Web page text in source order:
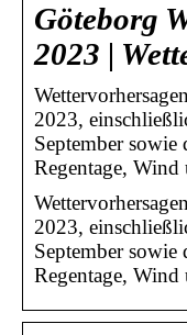
Göteborg
2023 |
2023,
September
Regentage,
2023,
September
Regentage,